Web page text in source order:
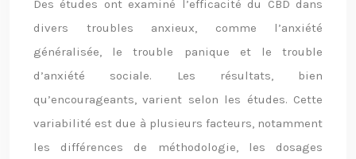
Des études ont examiné l’efficacité du CBD dans
divers troubles anxieux, comme l’anxiété
généralisée, le trouble panique et le trouble
d’anxiété sociale. Les résultats, bien
qu’encourageants, varient selon les études. Cette
variabilité est due à plusieurs facteurs, notamment
les différences de méthodologie, les dosages